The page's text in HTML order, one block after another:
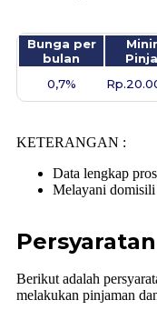
Bunga per
bulan
0,7%
KETERANGAN :
Data lengkap
Melayani domisili
Persyaratan
Berikut adalah
melakukan pinjaman